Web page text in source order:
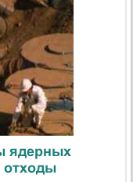
ядерных
отходы